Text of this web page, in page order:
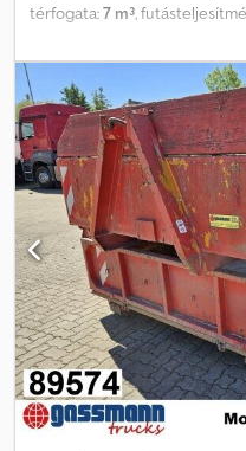
térfogata:7 m³,
helyszíne: Bovenden, Cjdpjy I
cseretartály, kb. 7 m³. A
meg, mivel a típustábla
NÉLKÜL, változások,
fenntartjuk!